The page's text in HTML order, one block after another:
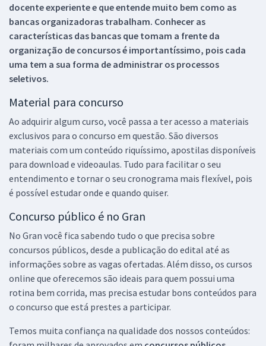
docente experiente e que entende muito bem como as
bancas organizadoras trabalham. Conhecer as
características das bancas que tomam a frente da
organização de concursos é importantíssimo, pois cada
uma tem a sua forma de administrar os processos
seletivos.
Material para concurso
Ao adquirir algum curso, você passa a ter acesso a materiais
exclusivos para o concurso em questão. São diversos
materiais com um conteúdo riquíssimo, apostilas disponíveis
para download e videoaulas. Tudo para facilitar o seu
entendimento e tornar o seu cronograma mais flexível, pois
é possível estudar onde e quando quiser.
Concurso público é no Gran
No Gran você fica sabendo tudo o que precisa sobre
concursos públicos, desde a publicação do edital até as
informações sobre as vagas ofertadas. Além disso, os cursos
online que oferecemos são ideais para quem possui uma
rotina bem corrida, mas precisa estudar bons conteúdos para
o concurso que está prestes a participar.
Temos muita confiança na qualidade dos nossos conteúdos: